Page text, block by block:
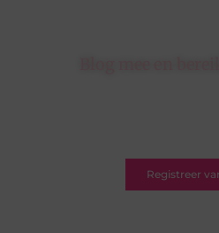
Registreer